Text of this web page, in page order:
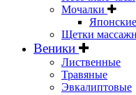
Мочалки
Щетки
Веники
Лиственные
Травяные
Эвкалиптовые